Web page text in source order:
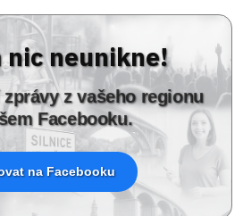
nic neunikne!
z vašeho regionu
Facebooku.
na Facebooku